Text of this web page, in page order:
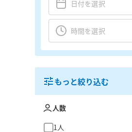
もっと絞り込む
人数
1人